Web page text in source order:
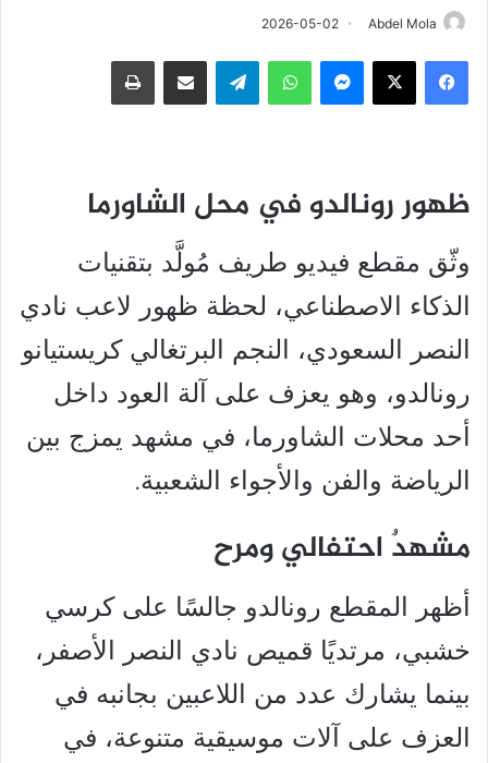
Abdel Mola
2026-05-02
فيسبوك ‫X ماسنجر واتساب تيلقرام مشاركة عبر البريد طباعة
ظهور رونالدو في محل الشاورما
وثّق مقطع فيديو طريف مُولَّد بتقنيات
الذكاء الاصطناعي، لحظة ظهور لاعب نادي
النصر السعودي، النجم البرتغالي كريستيانو
رونالدو، وهو يعزف على آلة العود داخل
أحد محلات الشاورما، في مشهد يمزج بين
الرياضة والفن والأجواء الشعبية.
مشهدٌ احتفالي ومرح
أظهر المقطع رونالدو جالسًا على كرسي
خشبي، مرتديًا قميص نادي النصر الأصفر،
بينما يشارك عدد من اللاعبين بجانبه في
العزف على آلات موسيقية متنوعة، في